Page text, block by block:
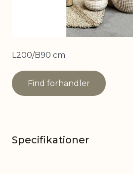
L200/B90 cm
Find forhandler
Specifikationer